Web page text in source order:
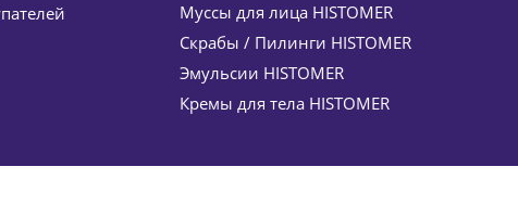
Муссы для лица HISTOMER
Скрабы / Пилинги HISTOMER
Эмульсии HISTOMER
Кремы для тела HISTOMER